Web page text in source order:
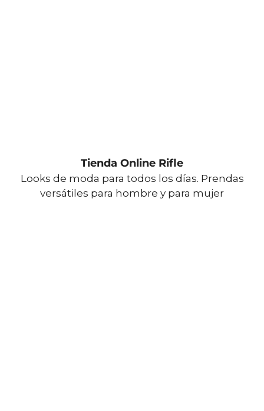
BLANQUEADO: No usar blanqueador
SECADO: No secar en máquina
SECADO: Secado en tendedero a la sombra
Tienda Online Rifle
Looks de moda para todos los días. Prendas
versátiles para hombre y para mujer